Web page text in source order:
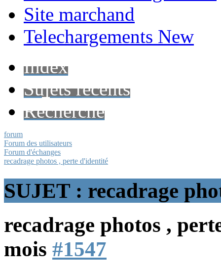
Site marchand
Telechargements New
Index
Sujets récents
Recherche
forum
Forum des utilisateurs
Forum d'échanges
recadrage photos , perte d'identité
SUJET : recadrage
recadrage photos ,
mois #1547